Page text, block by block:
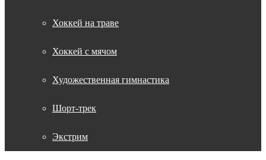
Хоккей на траве
Хоккей с мячом
Художественная гимнастика
Шорт-трек
Экстрим